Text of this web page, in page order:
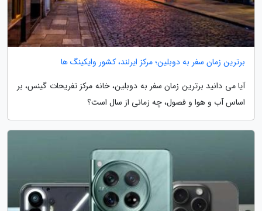
برترین زمان سفر به دوبلین؛ مرکز ایرلند، کشور وایکینگ ها
آیا می دانید برترین زمان سفر به دوبلین، خانه مرکز تفریحات گینس، بر
اساس آب و هوا و فصول، چه زمانی از سال است؟